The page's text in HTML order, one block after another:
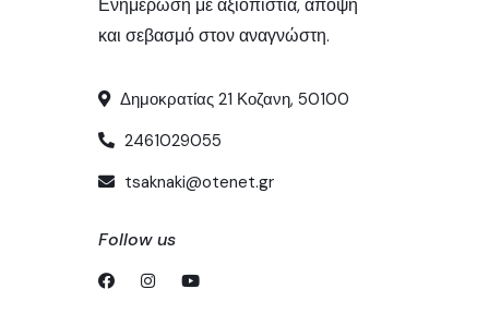
Ενημέρωση με αξιοπιστία, άποψη
και σεβασμό στον αναγνώστη.
Δημοκρατίας 21 Κοζανη, 50100
2461029055
tsaknaki@otenet.gr
Follow us